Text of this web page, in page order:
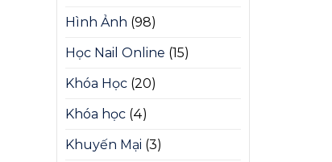
Hình Ảnh (98)
Học Nail Online (15)
Khóa Học (20)
Khóa học (4)
Khuyến Mại (3)